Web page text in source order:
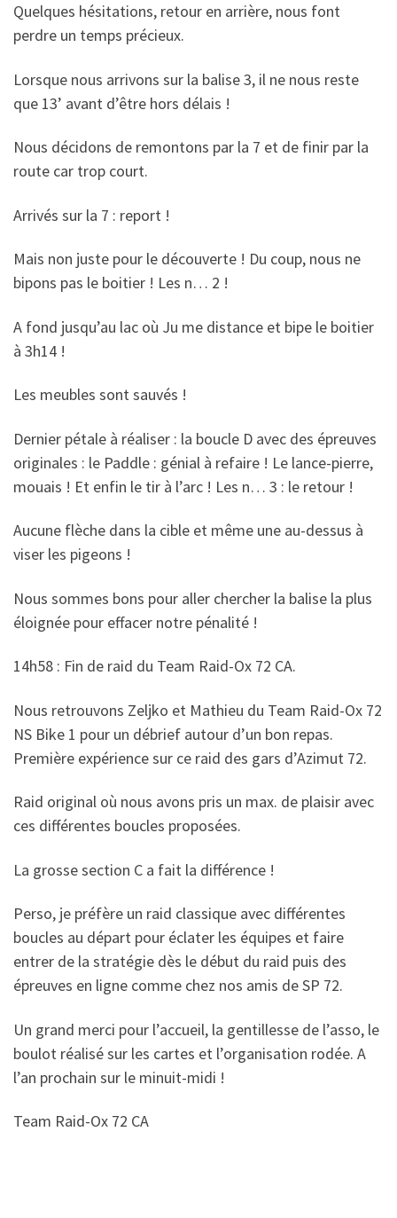
Quelques hésitations, retour en arrière, nous font
perdre un temps précieux.
Lorsque nous arrivons sur la balise 3, il ne nous reste
que 13’ avant d’être hors délais !
Nous décidons de remontons par la 7 et de finir par la
route car trop court.
Arrivés sur la 7 : report !
Mais non juste pour le découverte ! Du coup, nous ne
bipons pas le boitier ! Les n… 2 !
A fond jusqu’au lac où Ju me distance et bipe le boitier
à 3h14 !
Les meubles sont sauvés !
Dernier pétale à réaliser : la boucle D avec des épreuves
originales : le Paddle : génial à refaire ! Le lance-pierre,
mouais ! Et enfin le tir à l’arc ! Les n… 3 : le retour !
Aucune flèche dans la cible et même une au-dessus à
viser les pigeons !
Nous sommes bons pour aller chercher la balise la plus
éloignée pour effacer notre pénalité !
14h58 : Fin de raid du Team Raid-Ox 72 CA.
Nous retrouvons Zeljko et Mathieu du Team Raid-Ox 72
NS Bike 1 pour un débrief autour d’un bon repas.
Première expérience sur ce raid des gars d’Azimut 72.
Raid original où nous avons pris un max. de plaisir avec
ces différentes boucles proposées.
La grosse section C a fait la différence !
Perso, je préfère un raid classique avec différentes
boucles au départ pour éclater les équipes et faire
entrer de la stratégie dès le début du raid puis des
épreuves en ligne comme chez nos amis de SP 72.
Un grand merci pour l’accueil, la gentillesse de l’asso, le
boulot réalisé sur les cartes et l’organisation rodée. A
l’an prochain sur le minuit-midi !
Team Raid-Ox 72 CA